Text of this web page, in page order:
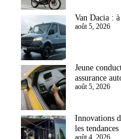
Van Dacia :
août 5, 2026
Jeune
assurance
août 5, 2026
Innovations
les
août 4, 2026